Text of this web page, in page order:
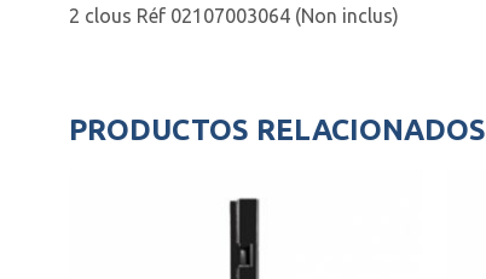
2 clous Réf 02107003064 (Non inclus)
PRODUCTOS RELACIONADOS